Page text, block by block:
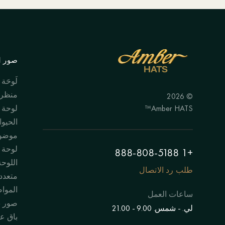
© 2026
Amber HATS™
+1 888-808-5188
طلب رد الاتصال
ساعات العمل
لي. - شمس. 9.00 - 21.00
صور
لَوحَة
لوحة
لوحة
صور
باق